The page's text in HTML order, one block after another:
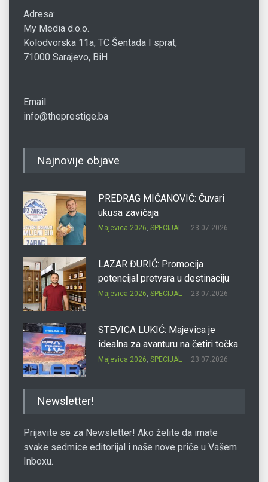
Adresa:
My Media d.o.o.
Kolodvorska 11a, TC Šentada I sprat,
71000 Sarajevo, BiH
Email:
info@theprestige.ba
Najnovije objave
PREDRAG MIĆANOVIĆ: Čuvari
ukusa zavičaja
Majevica 2026, SPECIJAL 23.07.2026.
LAZAR ĐURIĆ: Promocija
potencijal pretvara u destinaciju
Majevica 2026, SPECIJAL 23.07.2026.
STEVICA LUKIĆ: Majevica je
idealna za avanturu na četiri točka
Majevica 2026, SPECIJAL 23.07.2026.
Newsletter!
Prijavite se za Newsletter! Ako želite da imate
svake sedmice editorijal i naše nove priče u Vašem
Inboxu.